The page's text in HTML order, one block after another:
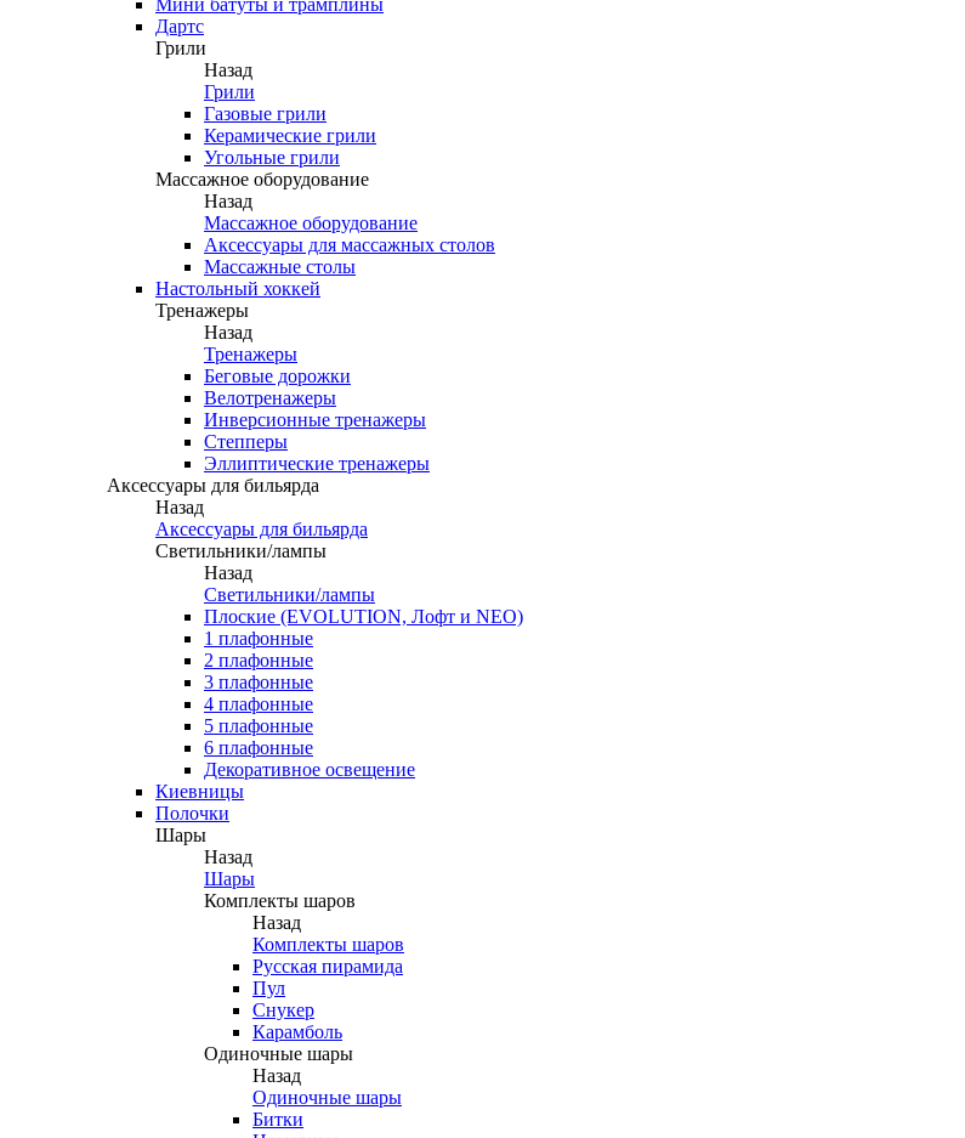
Мини батуты и трамплины
Дартс
Грили
Назад
Грили
Газовые грили
Керамические грили
Угольные грили
Массажное оборудование
Назад
Массажное оборудование
Аксессуары для массажных столов
Массажные столы
Настольный хоккей
Тренажеры
Назад
Тренажеры
Беговые дорожки
Велотренажеры
Инверсионные тренажеры
Степперы
Эллиптические тренажеры
Аксессуары для бильярда
Назад
Аксессуары для бильярда
Светильники/лампы
Назад
Светильники/лампы
Плоские (EVOLUTION, Лофт и NEO)
1 плафонные
2 плафонные
3 плафонные
4 плафонные
5 плафонные
6 плафонные
Декоративное освещение
Киевницы
Полочки
Шары
Назад
Шары
Комплекты шаров
Назад
Комплекты шаров
Русская пирамида
Пул
Снукер
Карамболь
Одиночные шары
Назад
Одиночные шары
Битки